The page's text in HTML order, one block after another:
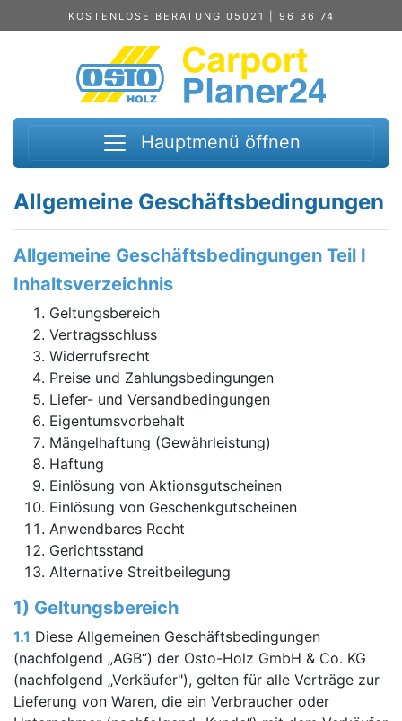
KOSTENLOSE BERATUNG 05021 | 96 36 74
Hauptmenü öffnen
Allgemeine Geschäftsbedingungen
Allgemeine Geschäftsbedingungen Teil I
Inhaltsverzeichnis
Geltungsbereich
Vertragsschluss
Widerrufsrecht
Preise und Zahlungsbedingungen
Liefer- und Versandbedingungen
Eigentumsvorbehalt
Mängelhaftung (Gewährleistung)
Haftung
Einlösung von Aktionsgutscheinen
Einlösung von Geschenkgutscheinen
Anwendbares Recht
Gerichtsstand
Alternative Streitbeilegung
1) Geltungsbereich
1.1 Diese Allgemeinen Geschäftsbedingungen
(nachfolgend „AGB“) der Osto-Holz GmbH & Co. KG
(nachfolgend „Verkäufer"), gelten für alle Verträge zur
Lieferung von Waren, die ein Verbraucher oder